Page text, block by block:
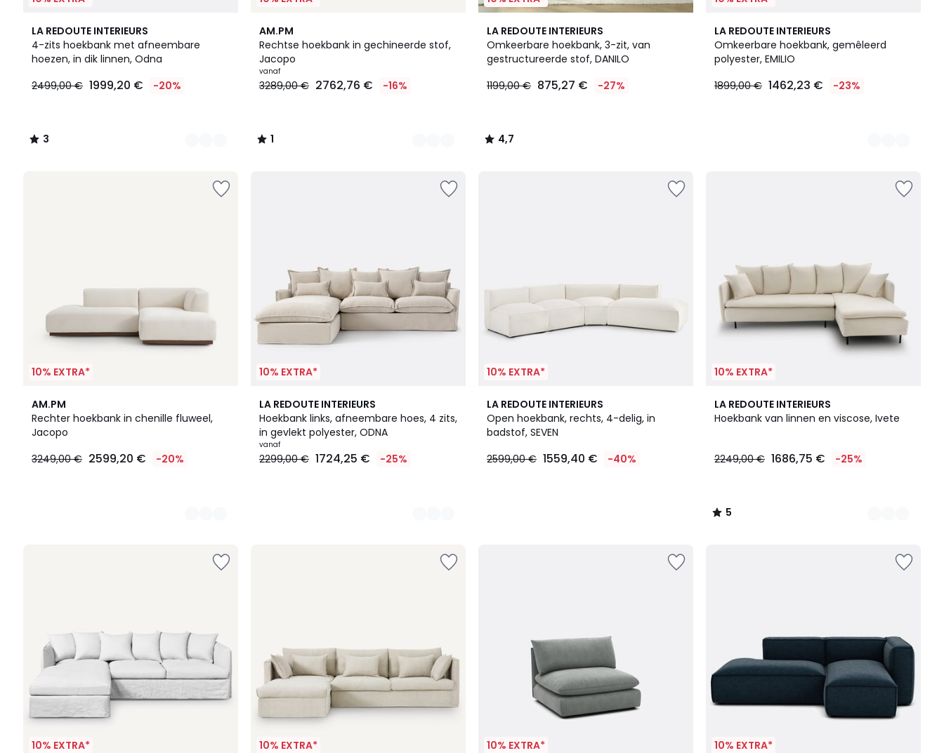
LA REDOUTE INTERIEURS
4-zits hoekbank met afneembare
hoezen, in dik linnen, Odna
€
2499,00
2499,00 € 1999,20 € -20%
3
/
5
2
Kleuren
3
/
AM.PM
Rechtse hoekbank in gechineerde stof,
Jacopo
vanaf
3289,00 € 2762,76 € -16%
1
/
5
7
Kleuren
1
/
LA REDOUTE INTERIEURS
Omkeerbare hoekbank, 3-zit, van
gestructureerde stof, DANILO
1199,00 € 875,27 € -27%
4,7
/ 5
4,7
/
LA REDOUTE INTERIEURS
Omkeerbare hoekbank, gemêleerd
polyester, EMILIO
1899,00 € 1462,23 € -23%
5
Kleuren
10% EXTRA*
AM.PM
Rechter hoekbank in chenille fluweel,
Jacopo
3249,00 € 2599,20 € -20%
8
Kleuren
10% EXTRA*
LA REDOUTE INTERIEURS
Hoekbank links, afneembare hoes, 4 zits,
in gevlekt polyester, ODNA
vanaf
2299,00 € 1724,25 € -25%
9
Kleuren
10% EXTRA*
LA REDOUTE INTERIEURS
Open hoekbank, rechts, 4-delig, in
badstof, SEVEN
2599,00 € 1559,40 € -40%
10% EXTRA*
LA REDOUTE INTERIEURS
Hoekbank van linnen en viscose, Ivete
2249,00 € 1686,75 € -25%
5
/
3
Kleuren
5
/
10% EXTRA* 10% EXTRA* 10% EXTRA* 10% EXTRA*